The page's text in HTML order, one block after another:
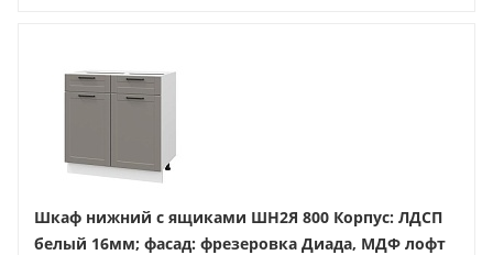
Шкаф нижний с ящиками ШН2Я 800 Корпус: ЛДСП
белый 16мм; фасад: фрезеровка Диада, МДФ лофт